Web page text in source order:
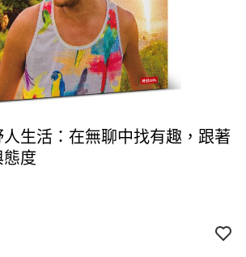
生活：在無聊中找有趣，跟著
態度